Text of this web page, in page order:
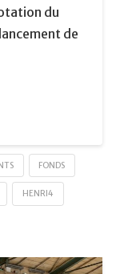
du
de
FONDS
HENRI4